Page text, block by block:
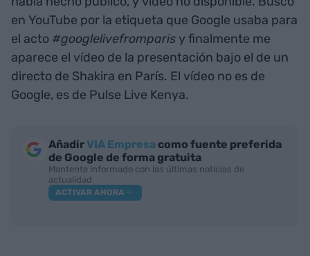
en YouTube por la etiqueta que Google usaba para
el acto #googlelivefromparis y finalmente me
aparece el vídeo de la presentación bajo el de un
directo de Shakira en París. El vídeo no es de
Google, es de Pulse Live Kenya.
AñadirVIA Empresa como fuente preferida
de Google de forma gratuita
Mantente informado con las últimas noticias de
actualidad
ACTIVAR AHORA